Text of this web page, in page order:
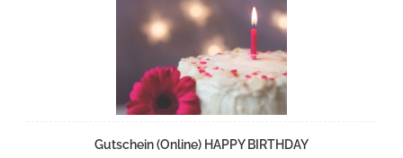
Gutschein (Online) HAPPY BIRTHDAY